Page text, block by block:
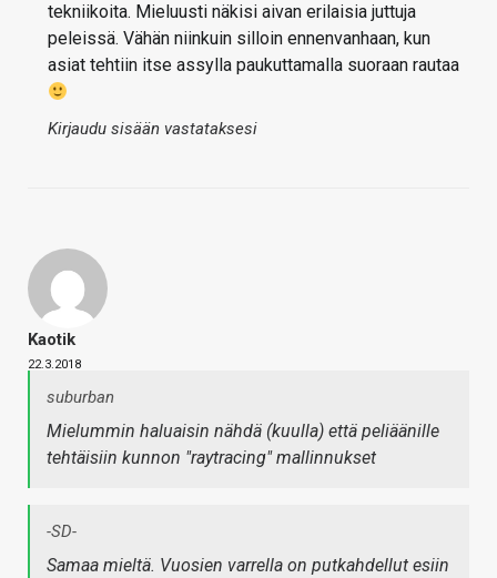
tekniikoita. Mieluusti näkisi aivan erilaisia juttuja
peleissä. Vähän niinkuin silloin ennenvanhaan, kun
asiat tehtiin itse assylla paukuttamalla suoraan rautaa
Kirjaudu sisään vastataksesi
Kaotik
22.3.2018
suburban
Mielummin haluaisin nähdä (kuulla) että peliäänille
tehtäisiin kunnon "raytracing" mallinnukset
-SD-
Samaa mieltä. Vuosien varrella on putkahdellut esiin